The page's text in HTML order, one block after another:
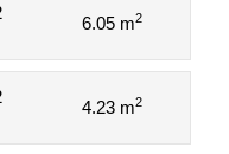
6.05 m2
4.23 m2